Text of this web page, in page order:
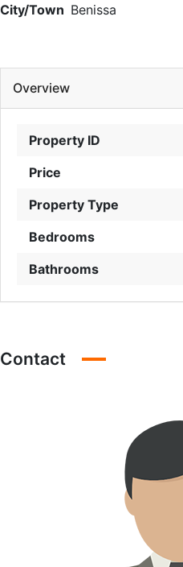
City/Town Benissa
Overview
Property ID
Price
Property Type
Bedrooms
Bathrooms
Contact